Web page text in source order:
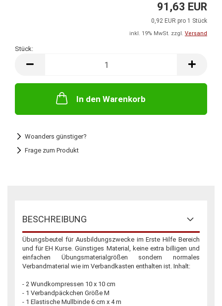
91,63 EUR
0,92 EUR pro 1 Stück
inkl. 19% MwSt. zzgl. Versand
Stück:
In den Warenkorb
Woanders günstiger?
Frage zum Produkt
BESCHREIBUNG
Übungsbeutel für Ausbildungszwecke im Erste Hilfe Bereich
und für EH Kurse. Günstiges Material, keine extra billigen und
einfachen Übungsmaterialgrößen sondern normales
Verbandmaterial wie im Verbandkasten enthalten ist. Inhalt:
- 2 Wundkompressen 10 x 10 cm
- 1 Verbandpäckchen Größe M
- 1 Elastische Mullbinde 6 cm x 4 m